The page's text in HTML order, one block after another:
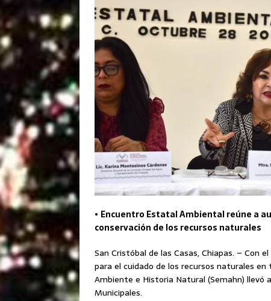
• Encuentro Estatal Ambiental reúne a
conservación de los recursos naturales
San Cristóbal de las Casas, Chiapas. – Con
para el cuidado de los recursos naturales
Ambiente e Historia Natural (Semahn)
Municipales.